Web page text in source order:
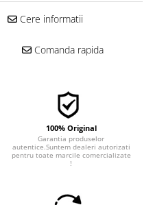
Cere informatii
Comanda rapida
100% Original
Garantia produselor
autentice.Suntem dealeri autorizati
pentru toate marcile comercializate
!